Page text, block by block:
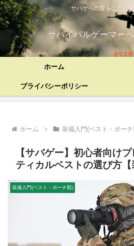
サバゲへの愛をここに記
サバイバルゲーマー
ホーム
プライバシーポリシー
ホーム 装備入門(ベスト・ポーチ
【サバゲー】初心者向け
ティカルベストの選び方【
装備入門(ベスト・ポーチ類)